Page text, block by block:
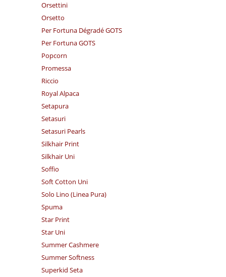
Orsettini
Orsetto
Per Fortuna Dégradé GOTS
Per Fortuna GOTS
Popcorn
Promessa
Riccio
Royal Alpaca
Setapura
Setasuri
Setasuri Pearls
Silkhair Print
Silkhair Uni
Soffio
Soft Cotton Uni
Solo Lino (Linea Pura)
Spuma
Star Print
Star Uni
Summer Cashmere
Summer Softness
Superkid Seta